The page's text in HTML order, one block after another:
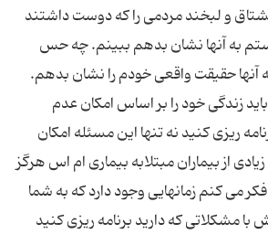
و لبخند مردمی را كه دوست داشتند
به آنها نشان بدهم ببینم. چه حس
آنها حقیقت واقعی خودم را نشان بدهم.
زندگی خود را بر اساس امكان عدم
ریزی كنید نه تنها این مسئله امكان
زیادی از بیماران مبتلابه بیماری ام اس هرگز
می كنم زمانهایی وجود دارد كه به شما
با مشكلاتی كه دارید برنامه ریزی كنید